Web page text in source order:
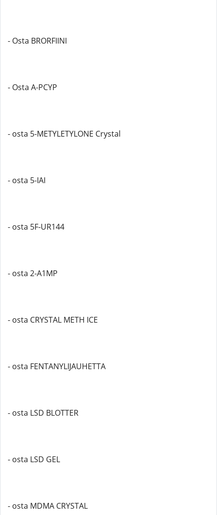
- Osta BRORFIINI
- Osta A-PCYP
- osta 5-METYLETYLONE Crystal
- osta 5-IAI
- osta 5F-UR144
- osta 2-A1MP
- osta CRYSTAL METH ICE
- osta FENTANYLIJAUHETTA
- osta LSD BLOTTER
- osta LSD GEL
- osta MDMA CRYSTAL